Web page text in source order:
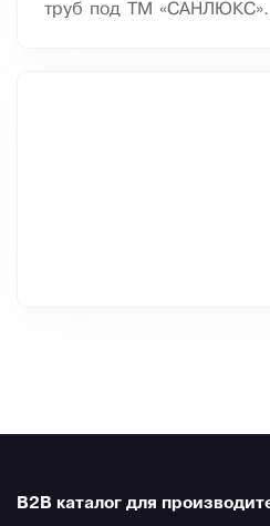
труб под ТМ «САНЛЮКС».
B2B каталог для